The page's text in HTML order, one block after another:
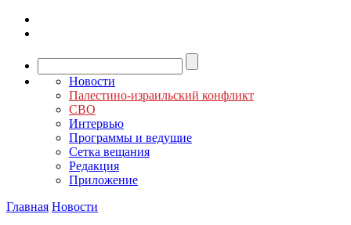
Новости
Палестино-израильский конфликт
СВО
Интервью
Программы и ведущие
Сетка вещания
Редакция
Приложение
Главная Новости